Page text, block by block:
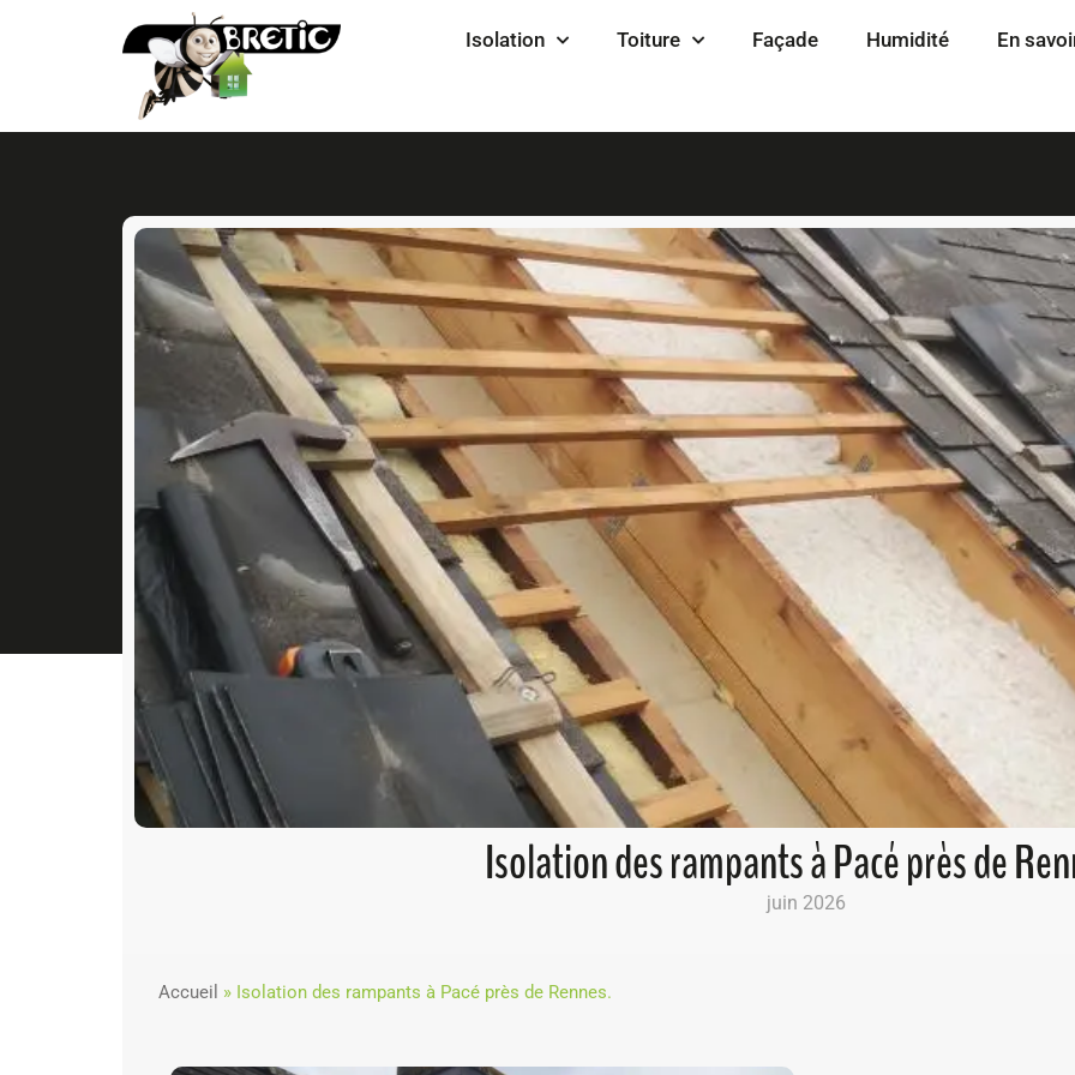
Isolation Toiture Façade Humidité En
Isolation des rampants à Pacé près de
juin 2026
Accueil » Isolation des rampants à Pacé près de Rennes.